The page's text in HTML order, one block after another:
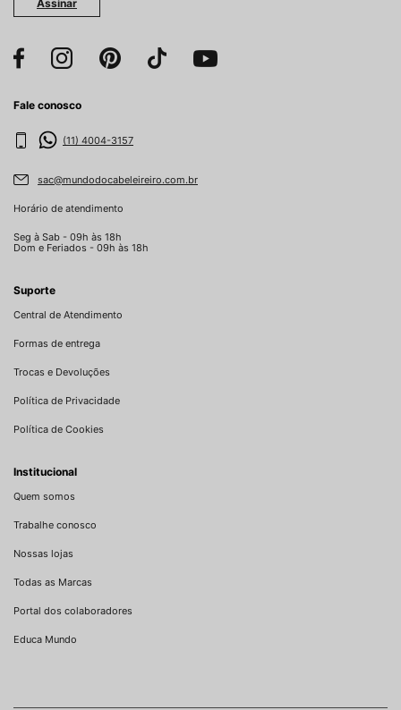
Assinar
Fale conosco
(11) 4004-3157
sac@mundodocabeleireiro.com.br
Horário de atendimento
Seg à Sab - 09h às 18h
Dom e Feriados - 09h às 18h
Suporte
Central de Atendimento
Formas de entrega
Trocas e Devoluções
Política de Privacidade
Política de Cookies
Institucional
Quem somos
Trabalhe conosco
Nossas lojas
Todas as Marcas
Portal dos colaboradores
Educa Mundo